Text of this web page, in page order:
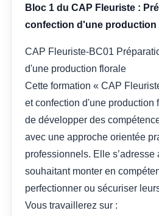
Bloc 1 du CAP Fleuriste :
confection d'une production
CAP Fleuriste-BC01
d'une production florale
Cette formation « CAP
et confection d'une production
de développer des
avec une approche orientée
professionnels. Elle s’adresse
souhaitant monter en
perfectionner ou sécuriser
Vous travaillerez sur :